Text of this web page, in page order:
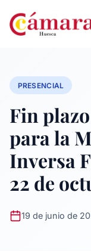
PRESENCIAL
Fin
para la
Inversa
22 de
19 de junio de